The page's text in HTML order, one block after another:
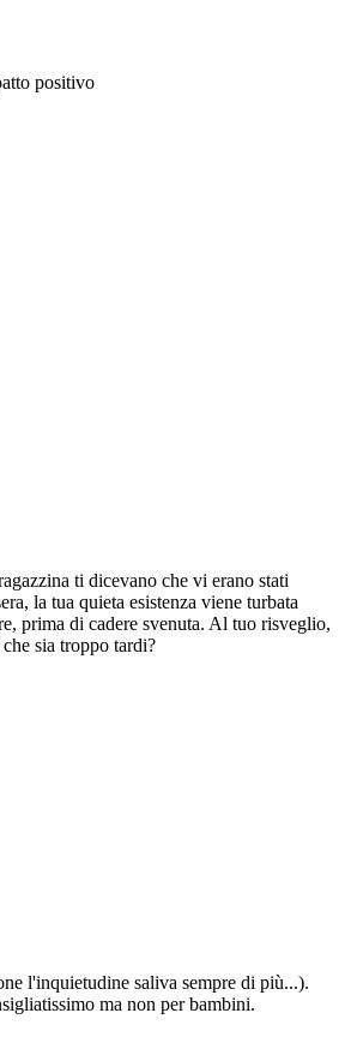
positivo
ti dicevano che vi erano stati
la tua quieta esistenza viene turbata
prima di cadere svenuta. Al tuo risveglio,
sia troppo tardi?
l'inquietudine saliva sempre di più...).
ma non per bambini.